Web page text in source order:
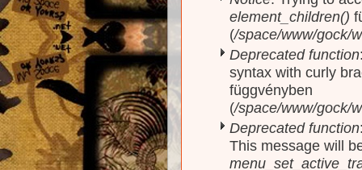
element_children()
(/space/www/gock/
Deprecated function
syntax with curly
függvényben
(/space/www/gock/
Deprecated function
This message will